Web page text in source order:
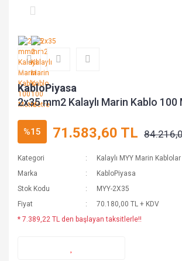
KabloPiyasa
2x35 mm2 Kalaylı Marin Kablo 100
%15 71.583,60 TL
Kategori
Kalaylı MYY Marin Kablolar
Marka
KabloPiyasa
Stok Kodu
MYY-2X35
Fiyat
70.180,00 TL + KDV
* 7.389,22 TL den başlayan taksitlerle!!